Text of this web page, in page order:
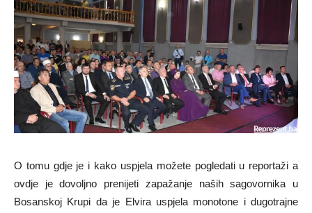
O tomu gdje je i kako uspjela možete pogledati u reportaži a
ovdje je dovoljno prenijeti zapažanje naših sagovornika u
Bosanskoj Krupi da je Elvira uspjela monotone i dugotrajne